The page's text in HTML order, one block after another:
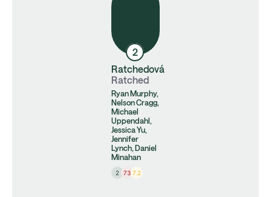
2
Ratchedová
Ratched
Ryan Murphy,
Nelson Cragg,
Michael
Uppendahl,
Jessica Yu,
Jennifer
Lynch, Daniel
Minahan
2 73 7.2